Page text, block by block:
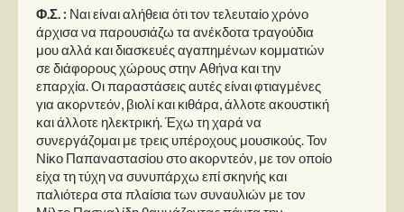
Φ.Σ. : Ναι είναι αλήθεια ότι τον τελευταίο χρόνο
άρχισα να παρουσιάζω τα ανέκδοτα τραγούδια
μου αλλά και διασκευές αγαπημένων κομματιών
σε διάφορους χώρους στην Αθήνα και την
επαρχία. Οι παραστάσεις αυτές είναι φτιαγμένες
για ακορντεόν, βιολί και κιθάρα, άλλοτε ακουστική
και άλλοτε ηλεκτρική. Έχω τη χαρά να
συνεργάζομαι με τρεις υπέροχους μουσικούς. Τον
Νίκο Παπαναστασίου στο ακορντεόν, με τον οποίο
είχα τη τύχη να συνυπάρχω επί σκηνής και
παλιότερα στα πλαίσια των συναυλιών με τον